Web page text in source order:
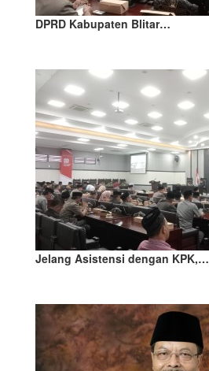
DPRD Kabupaten Blitar…
Jelang Asistensi dengan KPK,…